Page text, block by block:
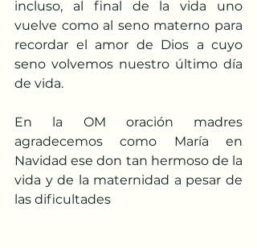
incluso, al final de la vida uno
vuelve como al seno materno para
recordar el amor de Dios a cuyo
seno volvemos nuestro último día
de vida.
En la OM oración madres
agradecemos como María en
Navidad ese don tan hermoso de la
vida y de la maternidad a pesar de
las dificultades